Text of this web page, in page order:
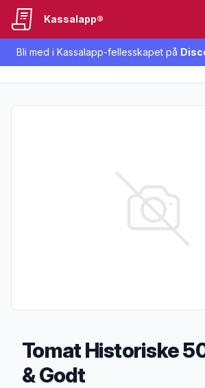
Bli med i Kassalapp-fellesskapet på
Kassalapp®
Tomat Historiske
& Godt